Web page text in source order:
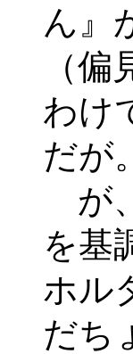
ん』
（
わけ
だが。
が
を基
ホル
だち